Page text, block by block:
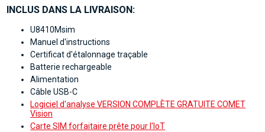
INCLUS DANS LA LIVRAISON:
U8410Msim
Manuel d'instructions
Certificat d'étalonnage traçable
Batterie rechargeable
Alimentation
Câble USB-C
Logiciel d'analyse VERSION COMPLÈTE GRATUITE COMET
Vision
Carte SIM forfaitaire prête pour l'IoT